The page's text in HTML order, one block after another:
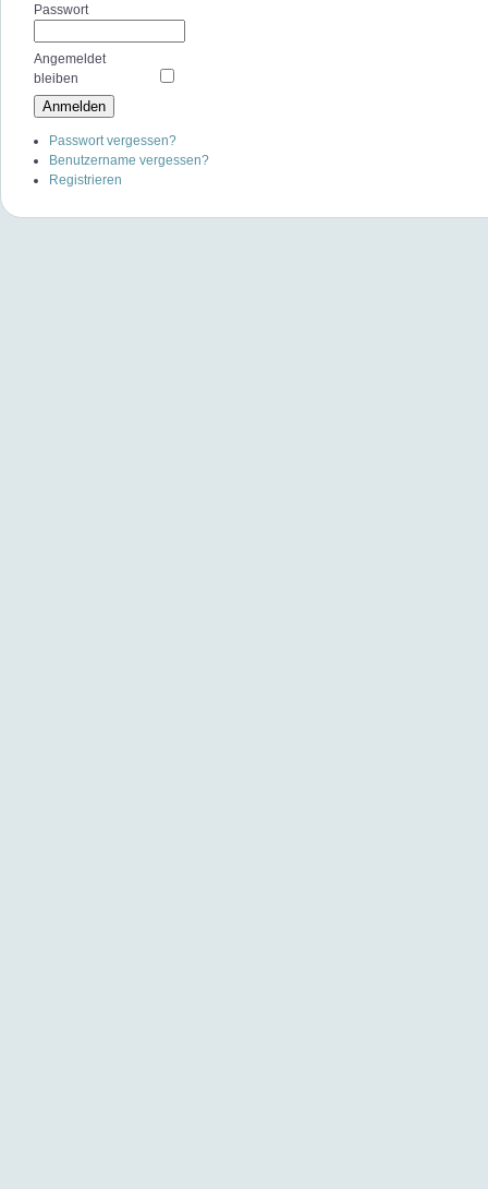
Passwort
Angemeldet
bleiben
Passwort vergessen?
Benutzername vergessen?
Registrieren